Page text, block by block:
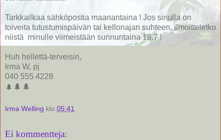
Tarkkailkaa sähköpostia maanantaina ! Jos sinulla on
toiveita tutustumispäivän tai kellonajan suhteen, ilmoitteletko
niistä minulle viimeistään sunnuntaina 18.7 !
Huh hellettä-terveisin,
Irma W, pj
040 555 4228
🌲 🌲 🌲
Irma Welling klo 05:41
Ei kommentteja: